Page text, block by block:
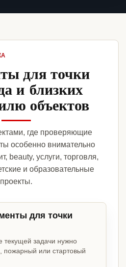
для точки
и близких
объектов
где проверяющие
особенно внимательно
beauty, услуги, торговля,
и образовательные
проекты.
для точки
текущей задачи нужно
пожарный или стартовый